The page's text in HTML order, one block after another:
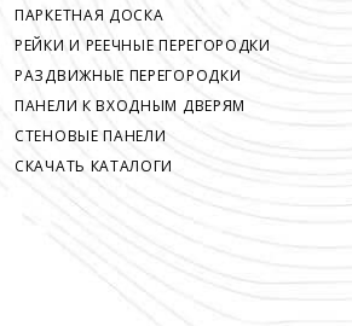
ПАРКЕТНАЯ ДОСКА
РЕЙКИ И РЕЕЧНЫЕ ПЕРЕГОРОДКИ
РАЗДВИЖНЫЕ ПЕРЕГОРОДКИ
ПАНЕЛИ К ВХОДНЫМ ДВЕРЯМ
СТЕНОВЫЕ ПАНЕЛИ
СКАЧАТЬ КАТАЛОГИ